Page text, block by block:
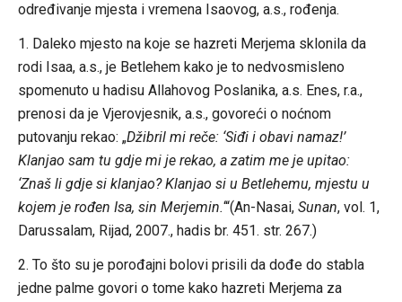
određivanje mjesta i vremena Isaovog, a.s., rođenja.
1. Daleko mjesto na koje se hazreti Merjema sklonila da
rodi Isaa, a.s., je Betlehem kako je to nedvosmisleno
spomenuto u hadisu Allahovog Poslanika, a.s. Enes, r.a.,
prenosi da je Vjerovjesnik, a.s., govoreći o noćnom
putovanju rekao: „Džibril mi reče: ‘Siđi i obavi namaz!’
Klanjao sam tu gdje mi je rekao, a zatim me je upitao:
‘Znaš li gdje si klanjao? Klanjao si u Betlehemu, mjestu u
kojem je rođen Isa, sin Merjemin.‘“(An-Nasai, Sunan, vol. 1,
Darussalam, Rijad, 2007., hadis br. 451. str. 267.)
2. To što su je porođajni bolovi prisili da dođe do stabla
jedne palme govori o tome kako hazreti Merjema za